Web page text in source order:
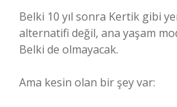
Belki 10 yıl sonra Kertik gibi
alternatifi değil, ana yaşam
Belki de olmayacak.
Ama kesin olan bir şey var: